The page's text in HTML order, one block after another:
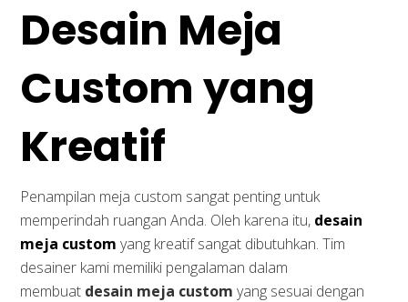
Desain Meja
Custom yang
Kreatif
Penampilan meja custom sangat penting untuk
memperindah ruangan Anda. Oleh karena itu, desain
meja custom yang kreatif sangat dibutuhkan. Tim
desainer kami memiliki pengalaman dalam
membuat desain meja custom yang sesuai dengan